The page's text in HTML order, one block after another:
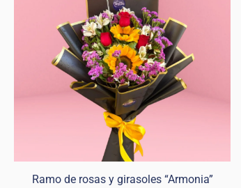
Ramo de rosas y girasoles “Armonia”